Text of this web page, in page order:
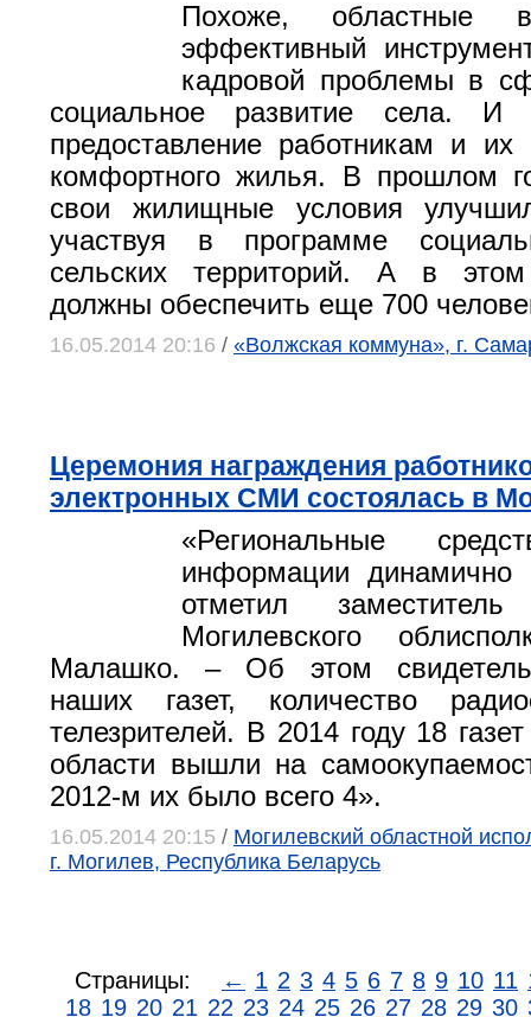
Похоже, областные
эффективный
кадровой проблемы в
социальное развитие села.
предоставление работникам и их
комфортного жилья. В прошлом
свои жилищные условия
участвуя в программе
сельских территорий. А в
должны обеспечить еще 700
16.05.2014 20:16 / «Волжская коммуна», г.
Церемония награждения
электронных СМИ состоялась в
«Региональные
информации динамично
отметил заместитель
Могилевского
Малашко. – Об этом
наших газет, количество
телезрителей. В 2014 году 18
области вышли на
2012-м их было всего 4».
16.05.2014 20:15 / Могилевский областной
г. Могилев, Республика Беларусь
Страницы: ← 1 2 3 4 5 6 7 8 9 10 11
18 19 20 21 22 23 24 25 26 27 28 29 30